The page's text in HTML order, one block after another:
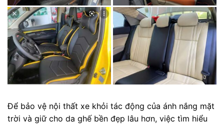
Để bảo vệ nội thất xe khỏi tác động của ánh nắng mặt
trời và giữ cho da ghế bền đẹp lâu hơn, việc tìm hiểu